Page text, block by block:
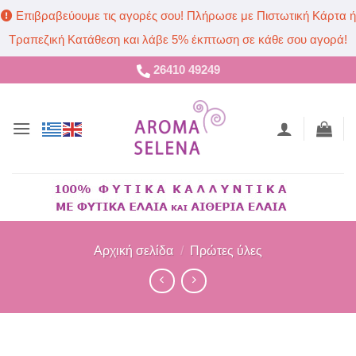
Επιβραβεύουμε τις αγορές σου! Πλήρωσε με Πιστωτική Κάρτα ή
Τραπεζική Κατάθεση και λάβε 5% έκπτωση σε κάθε σου αγορά!
στο
26410 49249
Αρχική σελίδα / Πρώτες ύλες